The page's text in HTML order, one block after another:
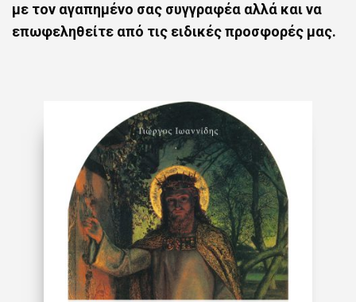
με τον αγαπημένο σας συγγραφέα αλλά και να
επωφεληθείτε από τις ειδικές προσφορές μας.